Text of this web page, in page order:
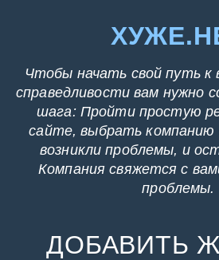
Чтобы начать свой путь к
справедливости вам нужно
шага: Пройти простую
сайте, выбрать компанию
возникли проблемы, и
Компания свяжется с
проблемы.
ДОБАВИТЬ